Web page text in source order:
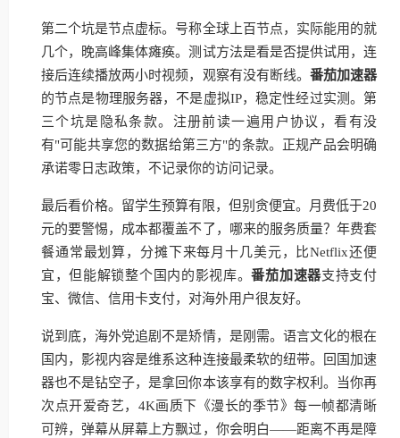
第二个坑是节点虚标。号称全球上百节点，实际能用的就
几个，晚高峰集体瘫痪。测试方法是看是否提供试用，连
接后连续播放两小时视频，观察有没有断线。 番茄加速器
的节点是物理服务器，不是虚拟IP，稳定性经过实测。第
三个坑是隐私条款。注册前读一遍用户协议，看有没
有"可能共享您的数据给第三方"的条款。正规产品会明确
承诺零日志政策，不记录你的访问记录。
最后看价格。留学生预算有限，但别贪便宜。月费低于20
元的要警惕，成本都覆盖不了，哪来的服务质量？年费套
餐通常最划算，分摊下来每月十几美元，比Netflix还便
宜，但能解锁整个国内的影视库。番茄加速器支持支付
宝、微信、信用卡支付，对海外用户很友好。
说到底，海外党追剧不是矫情，是刚需。语言文化的根在
国内，影视内容是维系这种连接最柔软的纽带。回国加速
器也不是钻空子，是拿回你本该享有的数字权利。当你再
次点开爱奇艺，4K画质下《漫长的季节》每一帧都清晰
可辨，弹幕从屏幕上方飘过，你会明白——距离不再是障